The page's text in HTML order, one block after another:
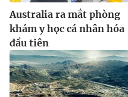
Australia ra mắt phòng
khám y học cá nhân hóa
đầu tiên